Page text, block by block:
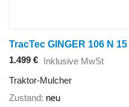
TracTec GINGER 106 N
1.499 € Inklusive MwSt
Traktor-Mulcher
Zustand neu